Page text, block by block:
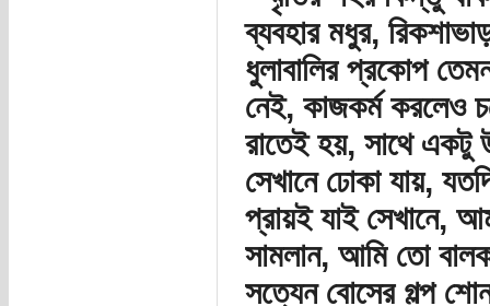
ব্যবহার মধুর,
ধুলাবালির প্রকোপ
নেই, কাজকর্ম করলেও
রাতেই হয়, সাথে একটু
সেখানে ঢোকা যায়,
প্রায়ই যাই সেখানে,
সামলান, আমি তো
সত্যেন বোসের গল্প